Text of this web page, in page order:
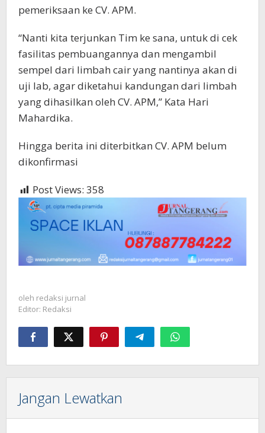
pemeriksaan ke CV. APM.
“Nanti kita terjunkan Tim ke sana, untuk di cek
fasilitas pembuangannya dan mengambil
sempel dari limbah cair yang nantinya akan di
uji lab, agar diketahui kandungan dari limbah
yang dihasilkan oleh CV. APM,” Kata Hari
Mahardika.
Hingga berita ini diterbitkan CV. APM belum
dikonfirmasi
Post Views: 358
oleh redaksi jurnal
Editor: Redaksi
Jangan Lewatkan